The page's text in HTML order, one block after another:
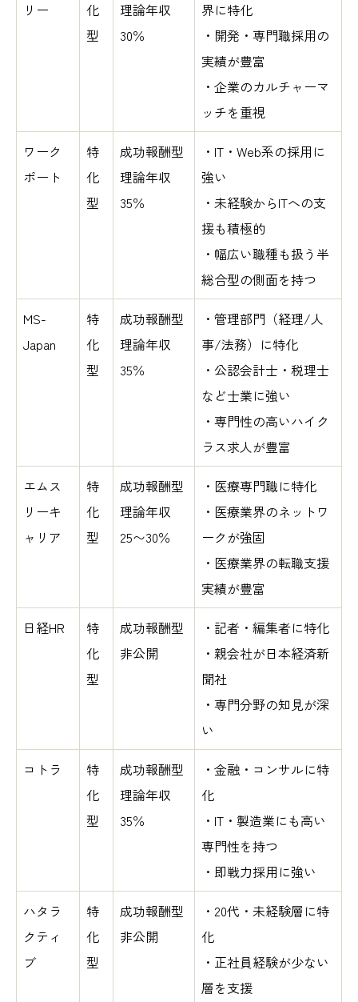
リー
化
型
理論年収
30％
界に特化
・開発・専門職採用の
実績が豊富
・企業のカルチャーマ
ッチを重視
ワーク
ポート
特
化
型
成功報酬型
理論年収
35％
・IT・Web系の採用に
強い
・未経験からITへの支
援も積極的
・幅広い職種も扱う半
総合型の側面を持つ
MS-
Japan
特
化
型
成功報酬型
理論年収
35％
・管理部門（経理/人
事/法務）に特化
・公認会計士・税理士
など士業に強い
・専門性の高いハイク
ラス求人が豊富
エムス
リーキ
ャリア
特
化
型
成功報酬型
理論年収
25〜30％
・医療専門職に特化
・医療業界のネットワ
ークが強固
・医療業界の転職支援
実績が豊富
日経HR
特
化
型
成功報酬型
非公開
・記者・編集者に特化
・親会社が日本経済新
聞社
・専門分野の知見が深
い
コトラ
特
化
型
成功報酬型
理論年収
35％
・金融・コンサルに特
化
・IT・製造業にも高い
専門性を持つ
・即戦力採用に強い
ハタラ
クティ
ブ
特
化
型
成功報酬型
非公開
・20代・未経験層に特
化
・正社員経験が少ない
層を支援